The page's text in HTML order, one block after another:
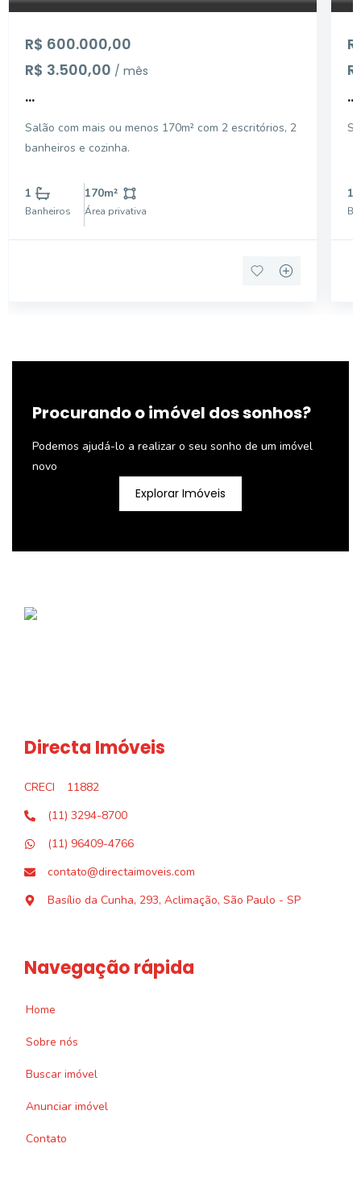
R$ 600.000,00
R$ 3.500,00 / mês
...
Salão com mais ou menos 170m² com 2 escritórios, 2
banheiros e cozinha.
1
Banheiros
170m²
Área privativa
...
1
Procurando o imóvel dos sonhos?
Podemos ajudá-lo a realizar o seu sonho de um imóvel
novo
Explorar Imóveis
Directa Imóveis
CRECI
11882
(11) 3294-8700
(11) 96409-4766
contato@directaimoveis.com
Basílio da Cunha, 293, Aclimação, São Paulo - SP
Navegação rápida
Home
Sobre nós
Buscar imóvel
Anunciar imóvel
Contato